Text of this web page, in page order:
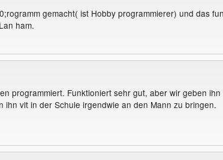
gemacht( ist Hobby programmierer) und das
ham.
programmiert. Funktioniert sehr gut, aber wir geben ihn
ihn vlt in der Schule irgendwie an den Mann zu bringen.